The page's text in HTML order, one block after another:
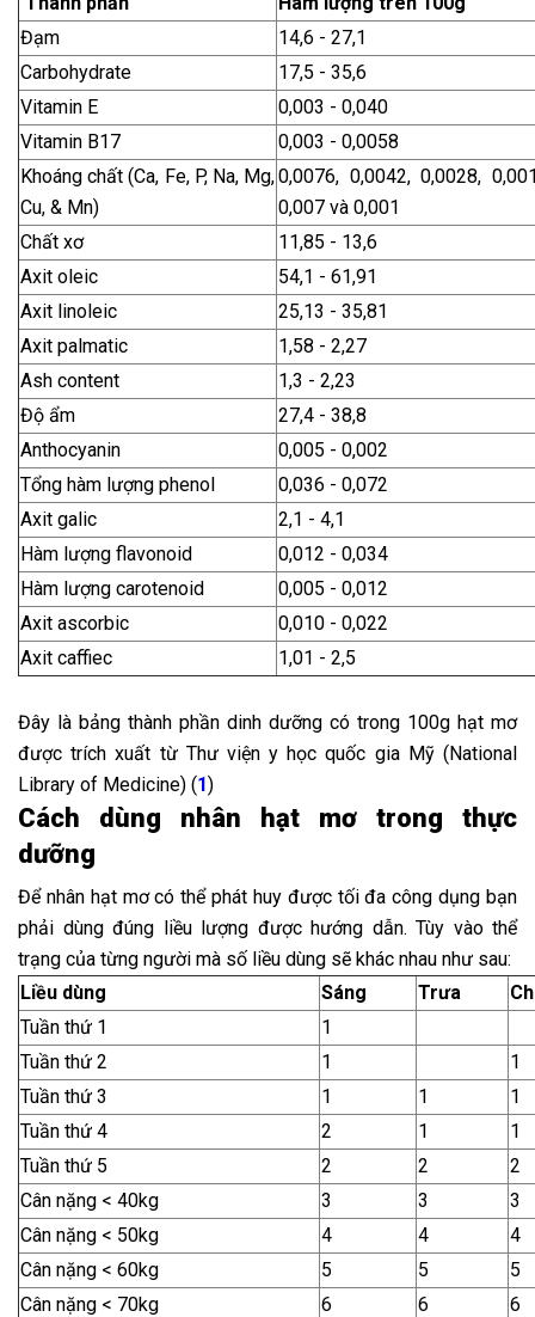
Đạm
14,6 - 27,1
Carbohydrate
17,5 - 35,6
Vitamin E
0,003 - 0,040
Vitamin B17
0,003 - 0,0058
Khoáng chất (Ca, Fe, P, Na, Mg,
Cu, & Mn)
0,0076, 0,0042, 0,0028,
0,007 và 0,001
Chất xơ
11,85 - 13,6
Axit oleic
54,1 - 61,91
Axit linoleic
25,13 - 35,81
Axit palmatic
1,58 - 2,27
Ash content
1,3 - 2,23
Độ ẩm
27,4 - 38,8
Anthocyanin
0,005 - 0,002
Tổng hàm lượng phenol
0,036 - 0,072
Axit galic
2,1 - 4,1
Hàm lượng flavonoid
0,012 - 0,034
Hàm lượng carotenoid
0,005 - 0,012
Axit ascorbic
0,010 - 0,022
Axit caffiec
1,01 - 2,5
Đây là bảng thành phần dinh dưỡng có trong 100g hạt mơ
được trích xuất từ Thư viện y học quốc gia Mỹ (National
Library of Medicine) (1)
Cách dùng nhân hạt mơ trong thực
dưỡng
Để nhân hạt mơ có thể phát huy được tối đa công dụng bạn
phải dùng đúng liều lượng được hướng dẫn. Tùy vào thể
trạng của từng người mà số liều dùng sẽ khác nhau như sau:
Liều dùng
Sáng Trưa
Tuần thứ 1
1
Tuần thứ 2
1
1
Tuần thứ 3
1 1
1
Tuần thứ 4
2 1
1
Tuần thứ 5
2 2
2
Cân nặng < 40kg
3 3
3
Cân nặng < 50kg
4 4
4
Cân nặng < 60kg
5 5
5
Cân nặng < 70kg
6 6
6